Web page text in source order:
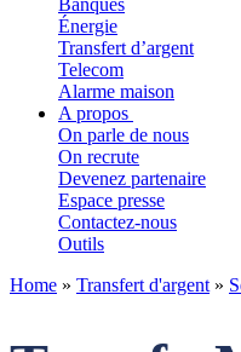
Banques
Énergie
Transfert d’argent
Telecom
Alarme maison
A propos
On parle de nous
On recrute
Devenez partenaire
Espace presse
Contactez-nous
Outils
Home » Transfert d'argent »